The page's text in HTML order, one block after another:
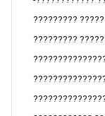
?????????
?????????